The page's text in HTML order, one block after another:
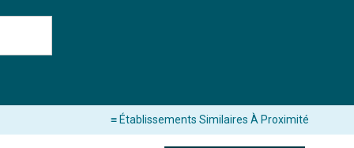
≡ Établissements Similaires À Proximité